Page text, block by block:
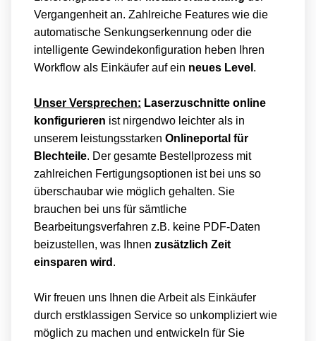
Vergangenheit an. Zahlreiche Features wie die
automatische Senkungserkennung oder die
intelligente Gewindekonfiguration heben Ihren
Workflow als Einkäufer auf ein neues Level .
Unser Versprechen: Laserzuschnitte online
konfigurieren ist nirgendwo leichter als in
unserem leistungsstarken Onlineportal für
Blechteile. Der gesamte Bestellprozess mit
zahlreichen Fertigungsoptionen ist bei uns so
überschaubar wie möglich gehalten. Sie
brauchen bei uns für sämtliche
Bearbeitungsverfahren z.B. keine PDF-Daten
beizustellen, was Ihnen zusätzlich Zeit
einsparen wird .
Wir freuen uns Ihnen die Arbeit als Einkäufer
durch erstklassigen Service so unkompliziert wie
möglich zu machen und entwickeln für Sie